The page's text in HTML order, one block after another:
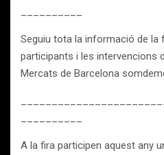
Seguiu tota la informació de la
participants i les intervencions
Mercats de Barcelona
A la fira participen aquest any